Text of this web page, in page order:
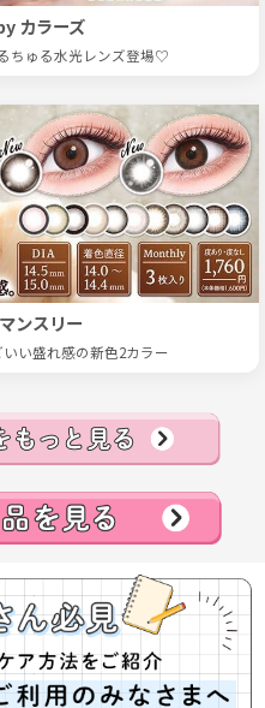
カラーズ
ちゅる水光レンズ登場♡
ンスリー
い盛れ感の新色2カラー